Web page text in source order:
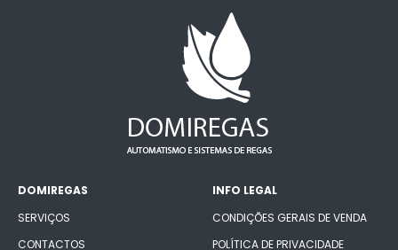
DOMIREGAS
SERVIÇOS
CONTACTOS
INFO LEGAL
CONDIÇÕES GERAIS DE VENDA
POLÍTICA DE PRIVACIDADE